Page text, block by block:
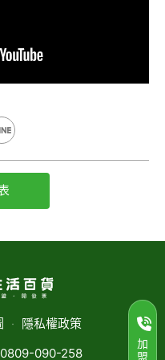
‧ 隱私權政策
0809-090-258
加
盟